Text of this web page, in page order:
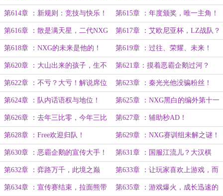
建！ 抖。
第614章 ：新规则：竞技与快乐！ 第615章 ：年度颁奖，唯一主角！
第616章 ：散是满天星，二代NXG
落幕！
第617章 ：艾欧尼亚杯，LZ战队？
第618章 ：NXG的未来是他的！ 第619章 ：过往、荣耀、未来！
第620章 ：大山出来的孩子，生不
出狭隘的胸襟！
第621章：摸着恶霸企鹅过河？
第622章 ：不亏？大亏！解说席位
上的改变！
第623章 ：秦光光他没骗粉丝！
第624章 ：队内话语权与地位！ 第625章 ：NXG黑白的编外第十一
人！
第626章 ：去年三比零，今年三比
一，明年……
第627章 ：辅助秒AD！
第628章 ：Free欢迎归队！ 第629章 ：NXG赛训组未解之谜！
第630章 ：恶霸企鹅的宣传大手！ 第631章 ：国服江流儿？大汉棋
圣！
第632章 ：弈路万千，此境之巅 第633章 ：让玩家喜欢上游戏，而
非教他们玩游戏！
第634章 ：宣传赛结束，拉面熊带 第635章 ：游戏爆火，成长迅速的